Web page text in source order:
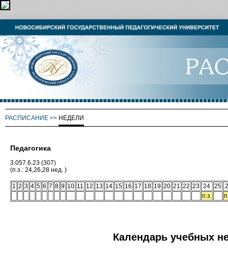
РАСПИСАНИЕ >> НЕДЕЛИ
Педагогика
3.057.6.23 (307)
(п.з.: 24,26,28 нед. )
1 2 3 4 5 6 7 8 9 10 11 12 13 14 15 16 17 18 19 20 21 22 23 24 25
п.з.
Календарь учебных